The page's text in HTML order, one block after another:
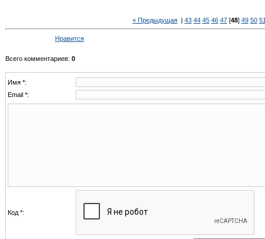
« Предыдущая | 43 44 45 46 47 [48] 49 50
Нравится
Всего комментариев: 0
Имя *:
Email *:
Код *: